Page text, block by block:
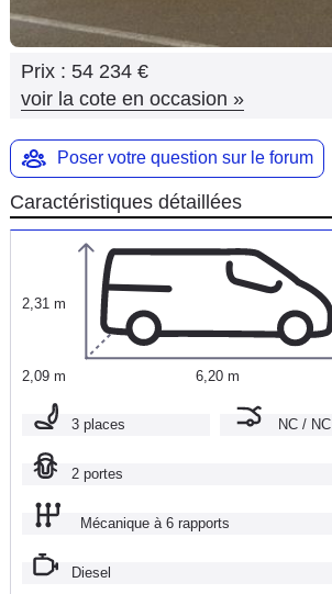
Prix : 54 234 €
voir la cote en occasion »
Poser votre question sur le forum
Caractéristiques détaillées
2,31 m
2,09 m 6,20 m
3 places NC / NC
2 portes
Mécanique à 6 rapports
Diesel